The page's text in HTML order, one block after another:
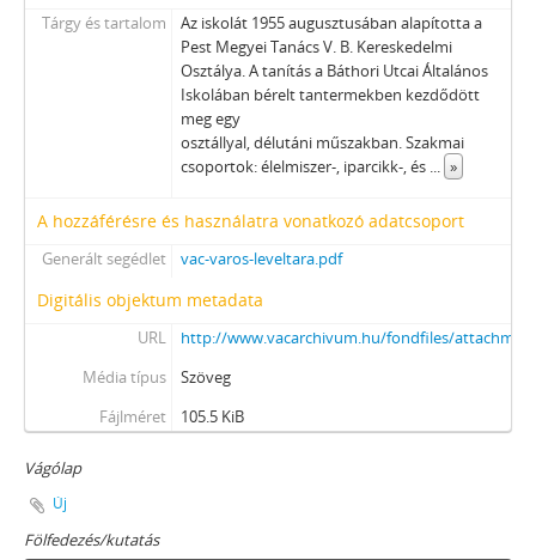
Tárgy és tartalom
Az iskolát 1955 augusztusában alapította a
Pest Megyei Tanács V. B. Kereskedelmi
Osztálya. A tanítás a Báthori Utcai Általános
Iskolában bérelt tantermekben kezdődött
meg egy
osztállyal, délutáni műszakban. Szakmai
csoportok: élelmiszer-, iparcikk-, és ... »
A hozzáférésre és használatra vonatkozó adatcsoport
Generált segédlet vac-varos-leveltara.pdf
Digitális objektum metadata
URL
http://www.vacarchivum.hu/fondfiles/
Média típus
Szöveg
Fájlméret
105.5 KiB
Vágólap
Új
Fölfedezés/kutatás